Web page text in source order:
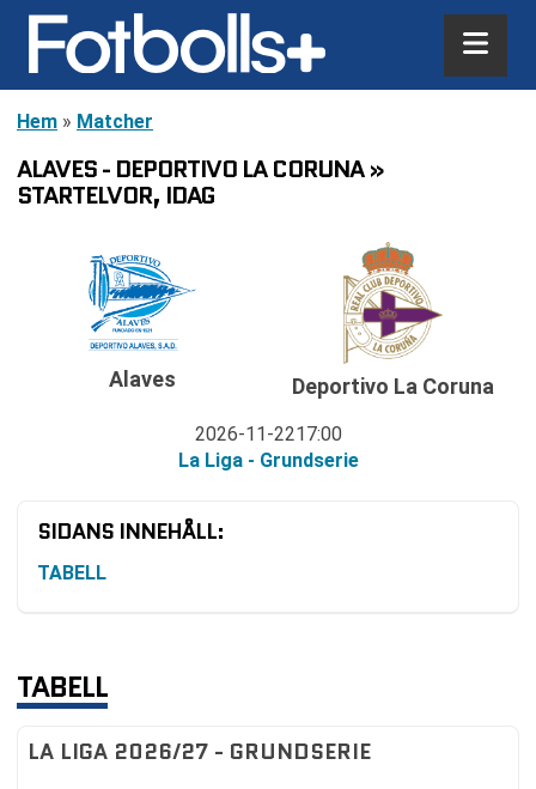
Hem » Matcher
ALAVES - DEPORTIVO LA CORUNA »
STARTELVOR, IDAG
Alaves
2026-11-2217:00
La Liga - Grundserie
Deportivo La Coruna
SIDANS INNEHÅLL:
TABELL
TABELL
LA LIGA 2026/27 - GRUNDSERIE